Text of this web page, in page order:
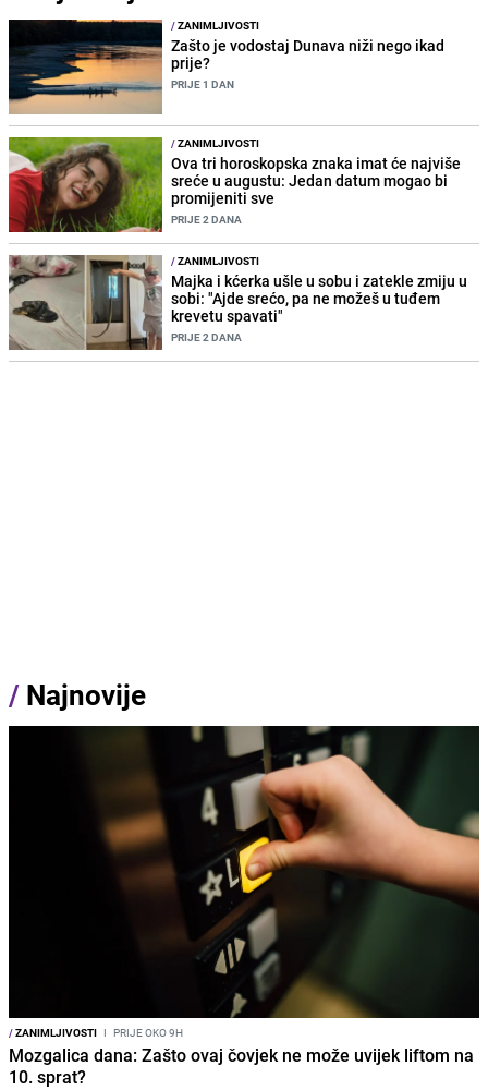
/ZANIMLJIVOSTI
Zašto je vodostaj Dunava niži nego ikad
prije?
PRIJE 1 DAN
/ZANIMLJIVOSTI
Ova tri horoskopska znaka imat će najviše
sreće u augustu: Jedan datum mogao bi
promijeniti sve
PRIJE 2 DANA
/ZANIMLJIVOSTI
Majka i kćerka ušle u sobu i zatekle zmiju u
sobi: "Ajde srećo, pa ne možeš u tuđem
krevetu spavati"
PRIJE 2 DANA
/ Najnovije
/ZANIMLJIVOSTI I PRIJE OKO 9H
Mozgalica dana: Zašto ovaj čovjek ne može uvijek liftom na
10. sprat?